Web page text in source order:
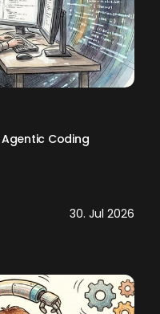
Coding
30. Jul 2026